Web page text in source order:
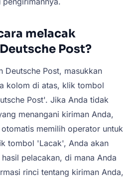
melacak
Post?
Deutsche Post, masukkan
kolom di atas, klik tombol
Post'. Jika Anda tidak
menangani kiriman Anda,
memilih operator untuk
tombol 'Lacak', Anda akan
pelacakan, di mana Anda
rinci tentang kiriman Anda,